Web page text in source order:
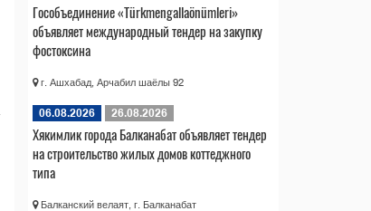
Гособъединение «Türkmengallaönümleri»
объявляет международный тендер на закупку
фостоксина
г. Ашхабад, Арчабил шаёлы 92
06.08.2026 26.08.2026
Хякимлик города Балканабат объявляет тендер
на строительство жилых домов коттеджного
типа
Балканский велаят, г. Балканабат